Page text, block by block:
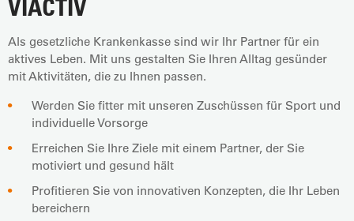
VIACTIV
Als gesetzliche Krankenkasse sind wir Ihr Partner für ein
aktives Leben. Mit uns gestalten Sie Ihren Alltag gesünder
mit Aktivitäten, die zu Ihnen passen.
Werden Sie fitter mit unseren Zuschüssen für Sport und
individuelle Vorsorge
Erreichen Sie Ihre Ziele mit einem Partner, der Sie
motiviert und gesund hält
Profitieren Sie von innovativen Konzepten, die Ihr Leben
bereichern